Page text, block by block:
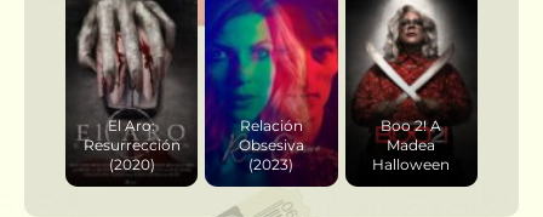
El Aro:
Resurrección
(2020)
Relación
Obsesiva
(2023)
Boo 2! A
Madea
Halloween